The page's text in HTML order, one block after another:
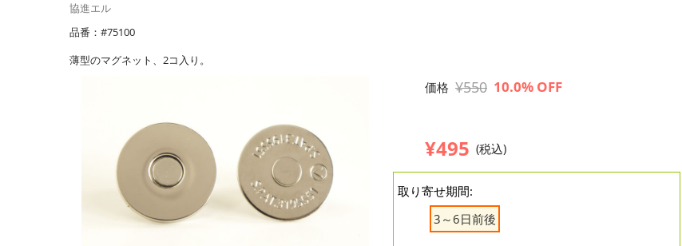
協進エル
品番：#75100
薄型のマグネット、2コ入り。
価格 ¥550 10.0% OFF
¥495 (税込)
取り寄せ期間:
3～6日前後